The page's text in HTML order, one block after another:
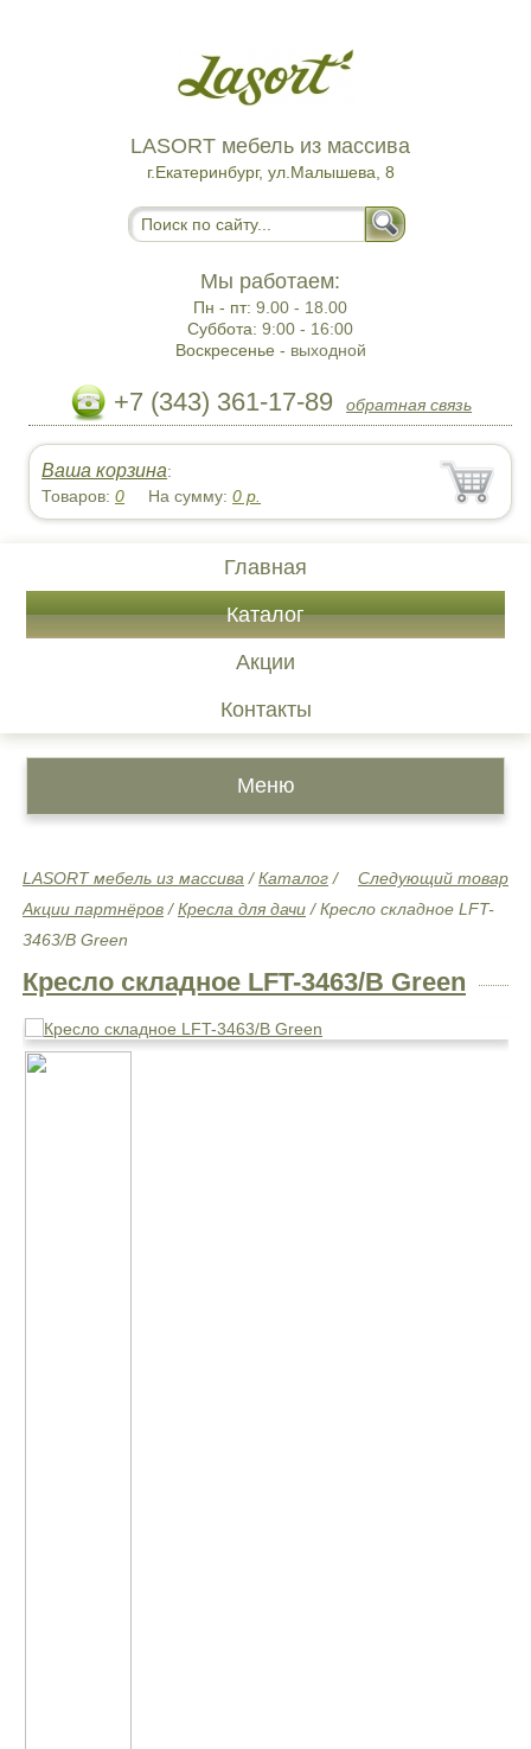
LASORT мебель из массива
г.Екатеринбург, ул.Малышева, 8
Мы работаем:
Пн - пт:9.00 - 18.00
Суббота:9:00 - 16:00
Воскресенье - выходной
+7 (343) 361-17-89 обратная связь
Ваша корзина:
Товаров:0 На сумму:0 р.
Главная
Каталог
Акции
Контакты
Меню
Следующий товар
LASORT мебель из массива /Каталог /
Акции партнёров /Кресла для дачи /Кресло складное LFT-
3463/B Green
Кресло складное LFT-3463/B Green